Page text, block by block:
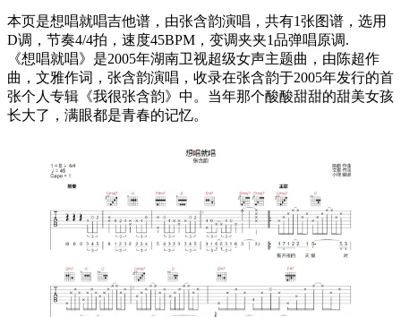
本页是想唱就唱吉他谱，由张含韵演唱，共有1张图谱，选用
D调，节奏4/4拍，速度45BPM，变调夹夹1品弹唱原调.
《想唱就唱》是2005年湖南卫视超级女声主题曲，由陈超作
曲，文雅作词，张含韵演唱，收录在张含韵于2005年发行的首
张个人专辑《我很张含韵》中。当年那个酸酸甜甜的甜美女孩
长大了，满眼都是青春的记忆。